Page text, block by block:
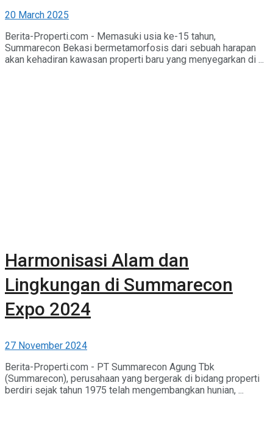
20 March 2025
Berita-Properti.com - Memasuki usia ke-15 tahun,
Summarecon Bekasi bermetamorfosis dari sebuah harapan
akan kehadiran kawasan properti baru yang menyegarkan di ...
Harmonisasi Alam dan
Lingkungan di Summarecon
Expo 2024
27 November 2024
Berita-Properti.com - PT Summarecon Agung Tbk
(Summarecon), perusahaan yang bergerak di bidang properti
berdiri sejak tahun 1975 telah mengembangkan hunian, ...